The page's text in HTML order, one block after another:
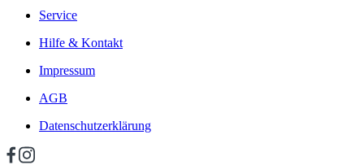
Service
Hilfe & Kontakt
Impressum
AGB
Datenschutzerklärung